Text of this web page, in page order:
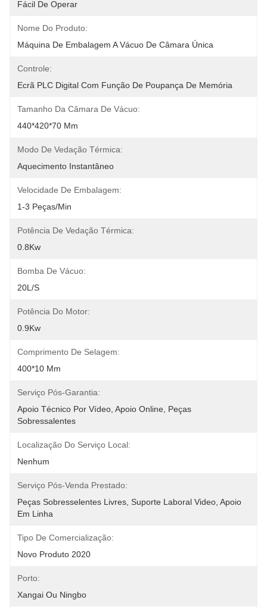
Fácil De Operar
Nome Do Produto:
Máquina De Embalagem A Vácuo De Câmara Única
Controle:
Ecrã PLC Digital Com Função De Poupança De Memória
Tamanho Da Câmara De Vácuo:
440*420*70 Mm
Modo De Vedação Térmica:
Aquecimento Instantâneo
Velocidade De Embalagem:
1-3 Peças/min
Potência De Vedação Térmica:
0.8Kw
Bomba De Vácuo:
20L/s
Potência Do Motor:
0.9Kw
Comprimento De Selagem:
400*10 Mm
Serviço Pós-Garantia:
Apoio Técnico Por Vídeo, Apoio Online, Peças
Sobressalentes
Localização Do Serviço Local:
Nenhum
Serviço Pós-Venda Prestado:
Peças Sobresselentes Livres, Suporte Laboral Video, Apoio
Em Linha
Tipo De Comercialização:
Novo Produto 2020
Porto:
Xangai Ou Ningbo